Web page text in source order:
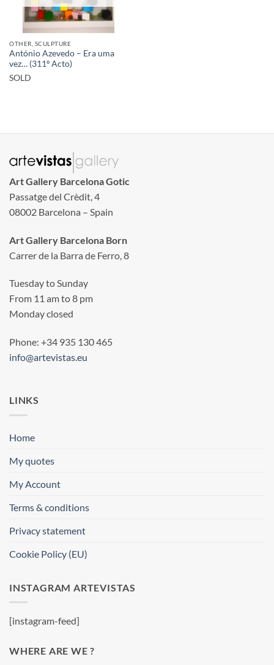
OTHER, SCULPTURE
António Azevedo – Era uma
vez… (311º Acto)
SOLD
Art Gallery Barcelona Gotic
Passatge del Crèdit, 4
08002 Barcelona – Spain
Art Gallery Barcelona Born
Carrer de la Barra de Ferro, 8
Tuesday to Sunday
From 11 am to 8 pm
Monday closed
Phone: +34 935 130 465
info@artevistas.eu
LINKS
Home
My quotes
My Account
Terms & conditions
Privacy statement
Cookie Policy (EU)
INSTAGRAM ARTEVISTAS
[instagram-feed]
WHERE ARE WE ?